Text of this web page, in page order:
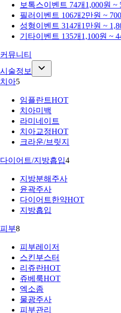
보톡스이벤트 74개 1,000원 ~
필러 이벤트 106개 2만원 ~
성형이벤트 314개 1만원 ~
기타이벤트 135개 1,100원 ~
커뮤니티
시술정보
치아5
임플란트HOT
치아미백
라미네이트
치아교정HOT
크라운/브릿지
다이어트/지방흡입4
지방분해주사
윤곽주사
다이어트한약HOT
지방흡입
피부8
피부레이저
스킨부스터
리쥬란HOT
쥬베룩HOT
엑소좀
물광주사
피부관리